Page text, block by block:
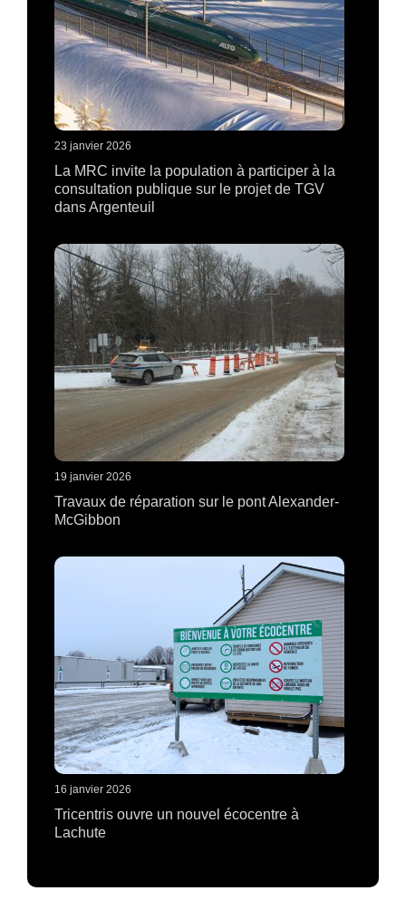
23 janvier 2026
La MRC invite la population à participer à la
consultation publique sur le projet de TGV
dans Argenteuil
19 janvier 2026
Travaux de réparation sur le pont Alexander-
McGibbon
16 janvier 2026
Tricentris ouvre un nouvel écocentre à
Lachute